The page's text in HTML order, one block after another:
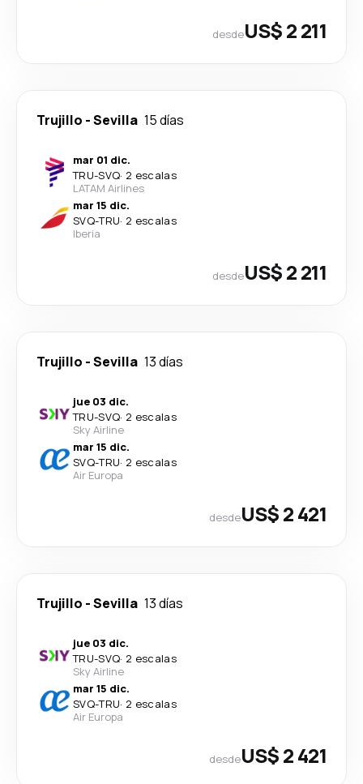
desdeUS$ 2 211
Trujillo -Sevilla 15 días
mar 01 dic.
TRU-SVQ· 2 escalas
LATAM Airlines
mar 15 dic.
SVQ-TRU· 2 escalas
Iberia
desdeUS$ 2 211
Trujillo -Sevilla 13 días
jue 03 dic.
TRU-SVQ· 2 escalas
Sky Airline
mar 15 dic.
SVQ-TRU· 2 escalas
Air Europa
desdeUS$ 2 421
Trujillo -Sevilla 13 días
jue 03 dic.
TRU-SVQ· 2 escalas
Sky Airline
mar 15 dic.
SVQ-TRU· 2 escalas
Air Europa
desdeUS$ 2 421